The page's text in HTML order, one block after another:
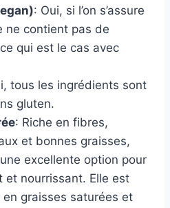
: Oui, si l’on s’assure
ne contient pas de
qui est le cas avec
tous les ingrédients sont
gluten.
: Riche en fibres,
et bonnes graisses,
excellente option pour
et nourrissant. Elle est
graisses saturées et